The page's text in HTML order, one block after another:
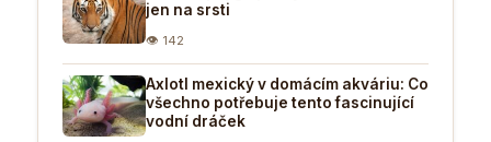
jen na srsti
👁 142
Axlotl mexický v domácím akváriu: Co
všechno potřebuje tento fascinující
vodní dráček